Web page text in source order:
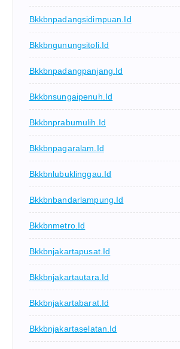
Bkkbnpadangsidimpuan.id
Bkkbngunungsitoli.id
Bkkbnpadangpanjang.id
Bkkbnsungaipenuh.id
Bkkbnprabumulih.id
Bkkbnpagaralam.id
Bkkbnlubuklinggau.id
Bkkbnbandarlampung.id
Bkkbnmetro.id
Bkkbnjakartapusat.id
Bkkbnjakartautara.id
Bkkbnjakartabarat.id
Bkkbnjakartaselatan.id